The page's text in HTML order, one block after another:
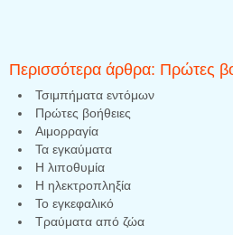
Περισσότερα άρθρα: Πρώτες
Τσιμπήματα εντόμων
Πρώτες βοήθειες
Αιμορραγία
Τα εγκαύματα
Η λιποθυμία
Η ηλεκτροπληξία
Το εγκεφαλικό
Τραύματα από ζώα